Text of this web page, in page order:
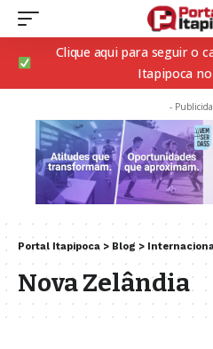
Clique aqui para seguir o
Itapipoca
-
Portal Itapipoca > Blog >
Nova Zelândia